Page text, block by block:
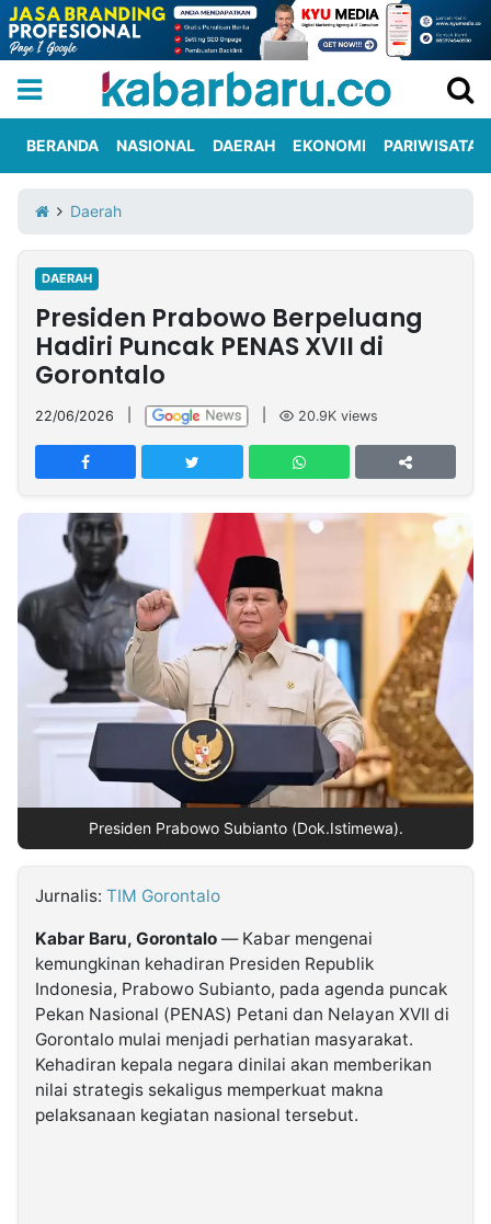
Iklan
Berita
Kami
Nasional
International
Olahraga
Entertainment
Daerah
Pariwisata
Kuliner
Kolom
Network
PT
TREETAN
INDONESIA
Partner
Insight
NTB
Suara
Time
Lens
IDN
Daily
Jogja
Jalan
Rakyat
Idealita
News
Kita
Notice
Dinamikapost.com
Radar
Baru
Seedbacklink
Follow
Kabarbaru
Kabarbaru.co
2026
BERANDA NASIONAL DAERAH EKONOMI PARIWISATA
Daerah
DAERAH
Presiden Prabowo Berpeluang
Hadiri Puncak PENAS XVII di
Gorontalo
22/06/2026 20.9K views
Presiden Prabowo Subianto (Dok.Istimewa).
Jurnalis: TIM Gorontalo
Kabar Baru, Gorontalo — Kabar mengenai
kemungkinan kehadiran Presiden Republik
Indonesia, Prabowo Subianto, pada agenda puncak
Pekan Nasional (PENAS) Petani dan Nelayan XVII di
Gorontalo mulai menjadi perhatian masyarakat.
Kehadiran kepala negara dinilai akan memberikan
nilai strategis sekaligus memperkuat makna
pelaksanaan kegiatan nasional tersebut.